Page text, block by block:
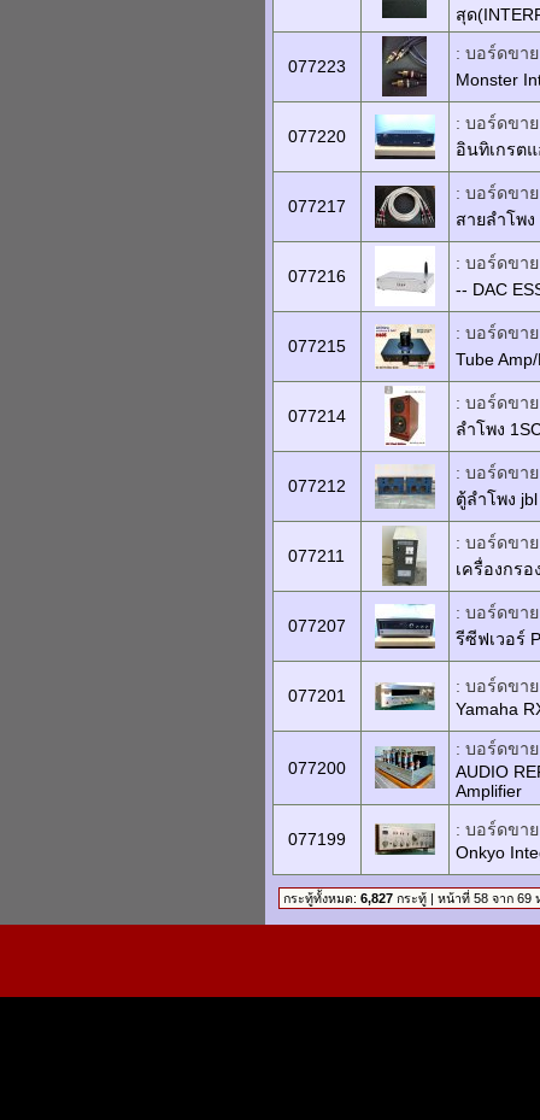
สุด
077223
: บอร์ดขาย
Monster
077220
: บอร์ดขาย
อินทิเกรต
077217
: บอร์ดขาย
สายลำโพง
077216
: บอร์ดขาย
-- DAC
077215
: บอร์ดขาย
Tube
077214
: บอร์ดขาย
ลำโพง
077212
: บอร์ดขาย
ตู้ลำโพง
077211
: บอร์ดขาย
เครื่องกร
077207
: บอร์ดขาย
รีซีฟเวอร์
077201
: บอร์ดขาย
Yamaha
077200
: บอร์ดขาย
AUDIO
Amplifier
077199
: บอร์ดขาย
Onkyo
กระทู้ทั้งหมด: 6,827 กระทู้ | หน้าที่ 58 จาก 69